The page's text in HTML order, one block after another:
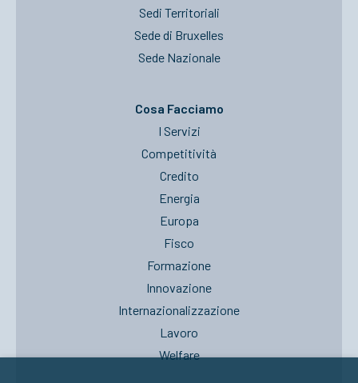
Sedi Territoriali
Sede di Bruxelles
Sede Nazionale
Cosa Facciamo
I Servizi
Competitività
Credito
Energia
Europa
Fisco
Formazione
Innovazione
Internazionalizzazione
Lavoro
Welfare